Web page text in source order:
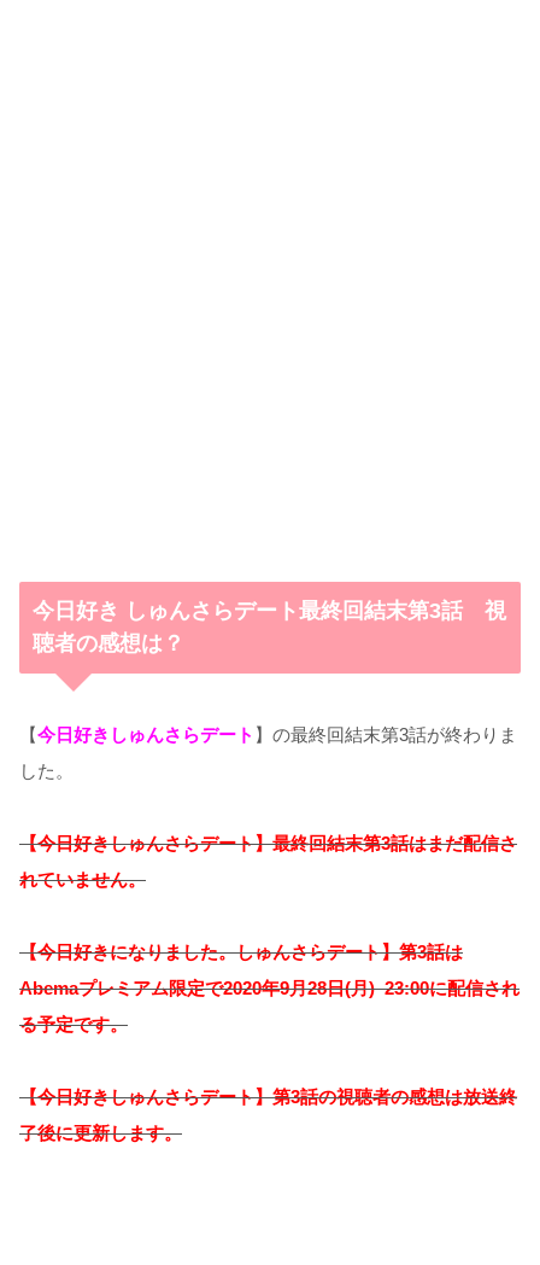
今日好き しゅんさらデート最終回結末第3話 視
聴者の感想は？
【今日好きしゅんさらデート 】の最終回結末第3話が終わりま
した。
【今日好きしゅんさらデート】最終回結末第3話はまだ配信さ
れていません。
【今日好きになりました。しゅんさらデート】第3話は
Abemaプレミアム限定で2020年9月28日(月) 23:00に配信され
る予定です。
【今日好きしゅんさらデート】第3話の視聴者の感想は放送終
了後に更新します。